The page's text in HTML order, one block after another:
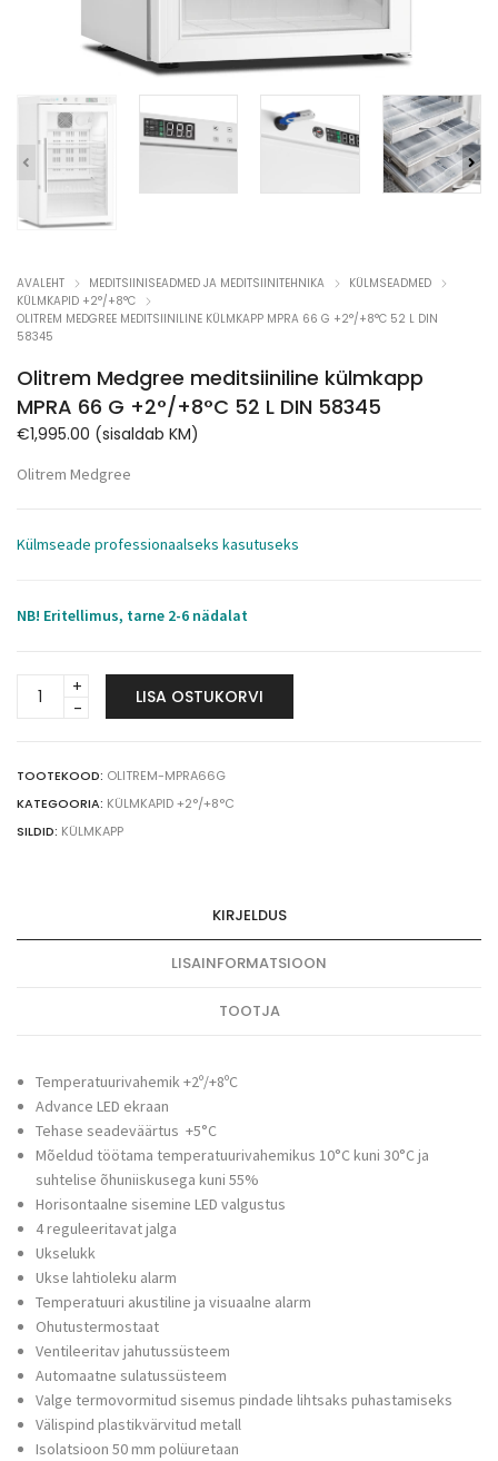
AVALEHT MEDITSIINISEADMED JA MEDITSIINITEHNIKA
KÜLMSEADMED
KÜLMKAPID +2°/+8°C
OLITREM MEDGREE MEDITSIINILINE KÜLMKAPP MPRA 66 G +2°/+8°C 52 L DIN
58345
Olitrem Medgree meditsiiniline külmkapp
MPRA 66 G +2°/+8°C 52 L DIN 58345
€1,995.00 (sisaldab KM)
Olitrem Medgree
Külmseade professionaalseks kasutuseks
NB! Eritellimus, tarne 2-6 nädalat
Olitrem
Medgree
MPRA
66
G
58345
LISA OSTUKORVI
TOOTEKOOD: OLITREM-MPRA66G
KATEGOORIA: KÜLMKAPID +2°/+8°C
SILDID: KÜLMKAPP
KIRJELDUS
LISAINFORMATSIOON
TOOTJA
Temperatuurivahemik +2º/+8ºC
Advance LED ekraan
Tehase seadeväärtus +5°C
Mõeldud töötama temperatuurivahemikus 10°C kuni 30°C ja
suhtelise õhuniiskusega kuni 55%
Horisontaalne sisemine LED valgustus
4 reguleeritavat jalga
Ukselukk
Ukse lahtioleku alarm
Temperatuuri akustiline ja visuaalne alarm
Ohutustermostaat
Ventileeritav jahutussüsteem
Automaatne sulatussüsteem
Valge termovormitud sisemus pindade lihtsaks puhastamiseks
Välispind plastikvärvitud metall
Isolatsioon 50 mm polüuretaan